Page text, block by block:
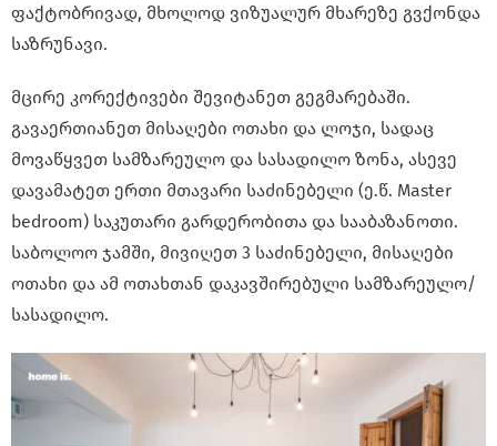
ფაქტობრივად, მხოლოდ ვიზუალურ მხარეზე გვქონდა
საზრუნავი.
მცირე კორექტივები შევიტანეთ გეგმარებაში.
გავაერთიანეთ მისაღები ოთახი და ლოჯი, სადაც
მოვაწყვეთ სამზარეულო და სასადილო ზონა, ასევე
დავამატეთ ერთი მთავარი საძინებელი (ე.წ. Master
bedroom) საკუთარი გარდერობითა და სააბაზანოთი.
საბოლოო ჯამში, მივიღეთ 3 საძინებელი, მისაღები
ოთახი და ამ ოთახთან დაკავშირებული სამზარეულო/
სასადილო.